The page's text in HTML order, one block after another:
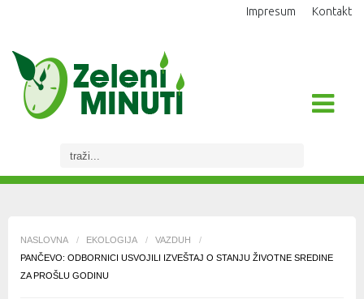
Impresum Kontakt
NASLOVNA / EKOLOGIJA / VAZDUH
/
PANČEVO: ODBORNICI USVOJILI IZVEŠTAJ O STANJU ŽIVOTNE SREDINE
ZA PROŠLU GODINU